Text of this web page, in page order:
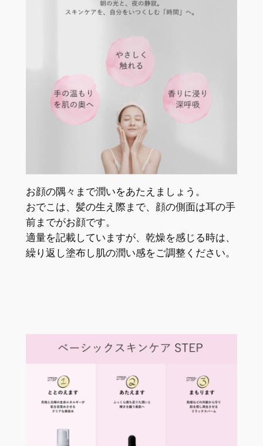
お顔の隅々まで潤いをあたえましょう。
おでこは、髪の生え際まで、顔の側面は耳の手
前までがお顔です。
適量を記載していますが、乾燥を感じる時は、
繰り返し塗布し肌の潤い感をご調整ください。